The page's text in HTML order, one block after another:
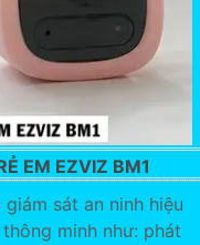
EM EZVIZ BM1
sát an ninh hiệu
minh như: phát